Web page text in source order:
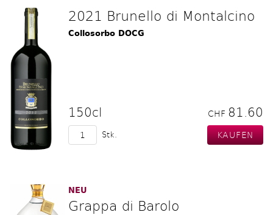
2021 Brunello di Montalcino
Collosorbo DOCG
150cl CHF 81.60
Stk.
NEU
Grappa di Barolo